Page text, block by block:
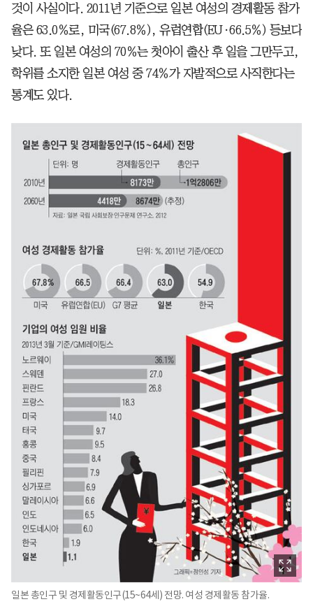
것이 사실이다. 2011년 기준으로 일본 여성의 경제활동 참가
율은 63.0％로, 미국(67.8％), 유럽연합(EU·66.5％) 등보다
낮다. 또 일본 여성의 70％는 첫아이 출산 후 일을 그만두고,
학위를 소지한 일본 여성 중 74％가 자발적으로 사직한다는
통계도 있다.
일본 총인구 및 경제활동인구(15~64세) 전망. 여성 경제활동 참가율.